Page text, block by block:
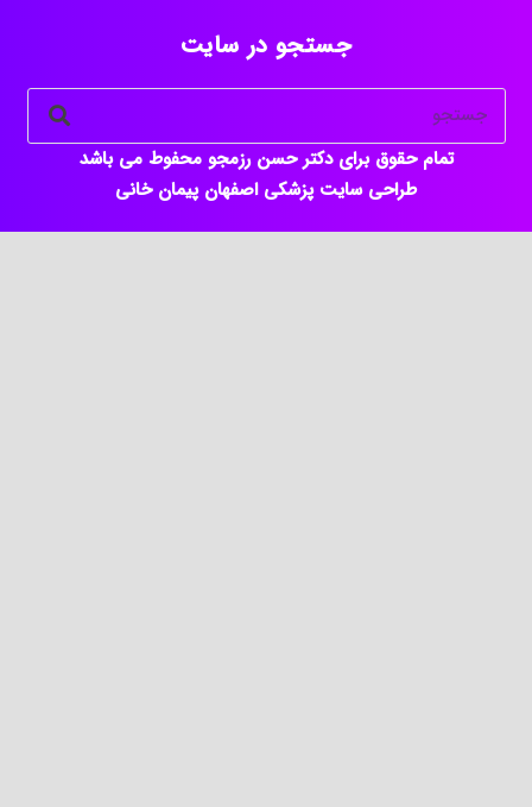
جستجو در سایت
تمام حقوق برای دکتر حسن رزمجو محفوط می باشد
طراحی سایت پزشکی اصفهان پیمان خانی